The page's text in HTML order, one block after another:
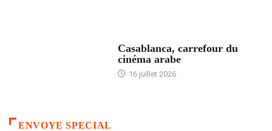
Casablanca, carrefour du
cinéma arabe
16 juillet 2026
ENVOYE SPECIAL